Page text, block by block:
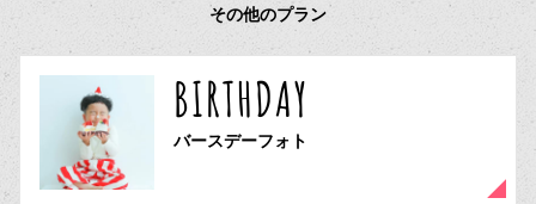
その他のプラン
BIRTHDAY
バースデーフォト